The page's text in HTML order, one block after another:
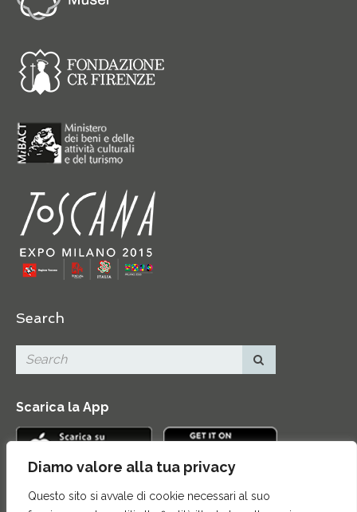
Diamo valore alla tua privacy
Questo sito si avvale di cookie necessari al suo
Search
Scarica la App
Contatti|Area Stampa|Mappa del sito |Credits